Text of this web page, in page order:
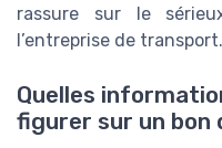
rassure sur le
l’entreprise de transport.
Quelles
figurer sur un bon